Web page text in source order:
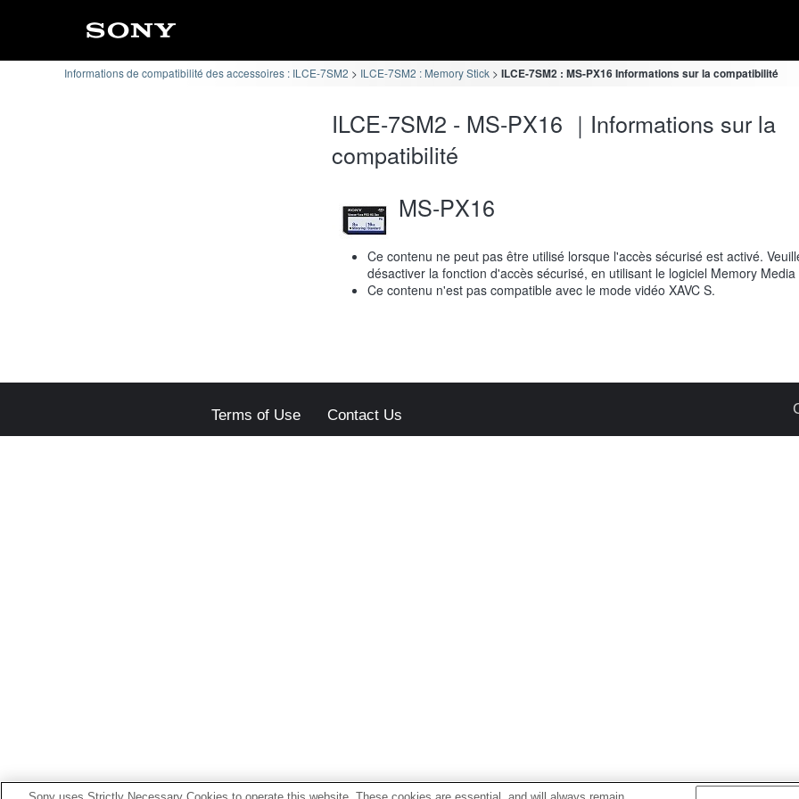
Informations de compatibilité des accessoires : ILCE-7SM2 ILCE-7SM2 : Memory Stick ILCE-7SM2 : MS-PX16 Informations sur la compatibilité
ILCE-7SM2 - MS-PX16 ｜Informations sur la
compatibilité
MS-PX16
Ce contenu ne peut pas être utilisé lorsque l'accès sécurisé est activé.
désactiver la fonction d'accès sécurisé, en utilisant le logiciel Memory Media
Ce contenu n'est pas compatible avec le mode vidéo XAVC S.
Terms of Use Contact Us